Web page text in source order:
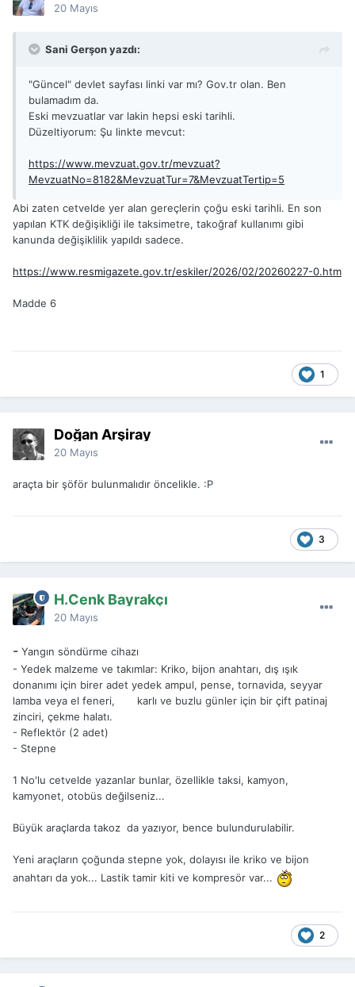
20 Mayıs
Sani Gerşon yazdı:
"Güncel" devlet sayfası linki var mı? Gov.tr olan. Ben
bulamadım da.
Eski mevzuatlar var lakin hepsi eski tarihli.
Düzeltiyorum: Şu linkte mevcut:
https://www.mevzuat.gov.tr/mevzuat?
MevzuatNo=8182&MevzuatTur=7&MevzuatTertip=5
Abi zaten cetvelde yer alan gereçlerin çoğu eski tarihli. En son
yapılan KTK değişikliği ile taksimetre, takoğraf kullanımı gibi
kanunda değişiklilik yapıldı sadece.
https://www.resmigazete.gov.tr/eskiler/2026/02/20260227-0.htm
Madde 6
1
Doğan Arşiray
20 Mayıs
araçta bir şöför bulunmalıdır öncelikle. :P
3
H.Cenk Bayrakçı
20 Mayıs
- Yangın söndürme cihazı
- Yedek malzeme ve takımlar: Kriko, bijon anahtarı, dış ışık
donanımı için birer adet yedek ampul, pense, tornavida, seyyar
lamba veya el feneri, karlı ve buzlu günler için bir çift patinaj
zinciri, çekme halatı.
- Reflektör (2 adet)
- Stepne
1 No'lu cetvelde yazanlar bunlar, özellikle taksi, kamyon,
kamyonet, otobüs değilseniz...
Büyük araçlarda takoz da yazıyor, bence bulundurulabilir.
Yeni araçların çoğunda stepne yok, dolayısı ile kriko ve bijon
anahtarı da yok... Lastik tamir kiti ve kompresör var...
2